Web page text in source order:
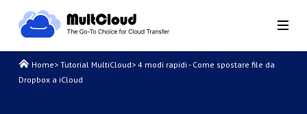
Home> Tutorial MultiCloud> 4 modi rapidi - Come spostare file da
Dropbox a iCloud